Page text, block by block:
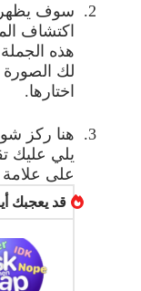
2.
سوف
اكتشاف
هذه الجملة
لك
اختارها.
3.
هنا ركز
يلي عليك
على علامة
قد يعجبك